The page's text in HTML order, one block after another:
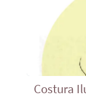
Costura